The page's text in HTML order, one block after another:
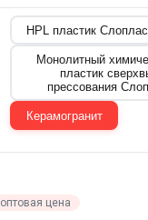
HPL пластик
Монолитный
пластик
прессования
Керамогранит
оптовая цена